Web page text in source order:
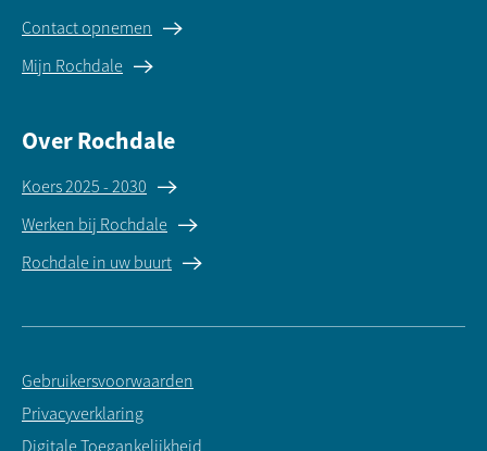
Contact opnemen
Mijn Rochdale
Over Rochdale
Koers 2025 - 2030
Werken bij Rochdale
Rochdale in uw buurt
Gebruikersvoorwaarden
Privacyverklaring